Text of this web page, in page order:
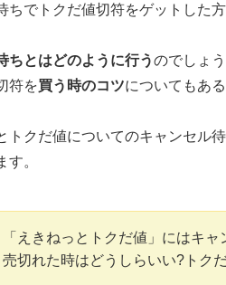
ちでトクだ値切符をゲットした
ちとはどのように行うのでしょう
符を買う時のコツについてもあ
トクだ値についてのキャンセル
す。
「えきねっとトクだ値」にはキ
売切れた時はどうしらいい?トク